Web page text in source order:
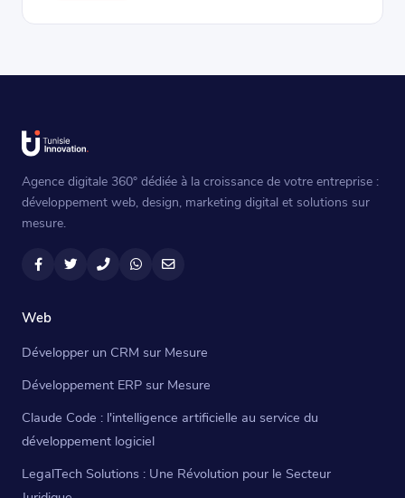
Agence digitale 360° dédiée à la croissance de votre entreprise :
développement web, design, marketing digital et solutions sur
mesure.
FacebookTwitterTéléphoneWhatsApp
Email
Web
Développer un CRM sur Mesure
Développement ERP sur Mesure
Claude Code : l'intelligence artificielle au service du
développement logiciel
LegalTech Solutions : Une Révolution pour le Secteur